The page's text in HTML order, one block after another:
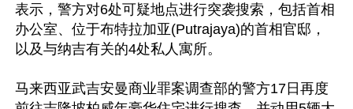
表示，警方对6处可疑地点进行突袭搜索，包括首相
办公室、位于布特拉加亚(Putrajaya)的首相官邸，
以及与纳吉有关的4处私人寓所。
马来西亚武吉安曼商业罪案调查部的警方17日再度